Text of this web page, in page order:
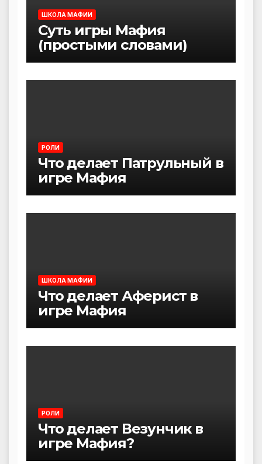
ШКОЛА МАФИИ
Суть игры Мафия
(простыми словами)
РОЛИ
Что делает Патрульный в
игре Мафия
ШКОЛА МАФИИ
Что делает Аферист в
игре Мафия
РОЛИ
Что делает Везунчик в
игре Мафия?